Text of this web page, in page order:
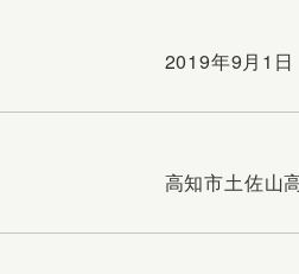
2019年9月1
高知市土佐山